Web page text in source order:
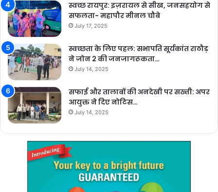
स्वच्छ रायपुर: इज़रायल से सीख, जनसहयोग से
सफलता- महापौर मीनल चौबे
July 17, 2025
स्वच्छता के लिए पहल: सभापति सूर्यकांत राठौड़
ने जोन 2 की जनजागरूकता…
July 14, 2025
सफाई और तालाबों की अनदेखी पर सख्ती: अपर
आयुक्त ने दिए नोटिस…
July 14, 2025